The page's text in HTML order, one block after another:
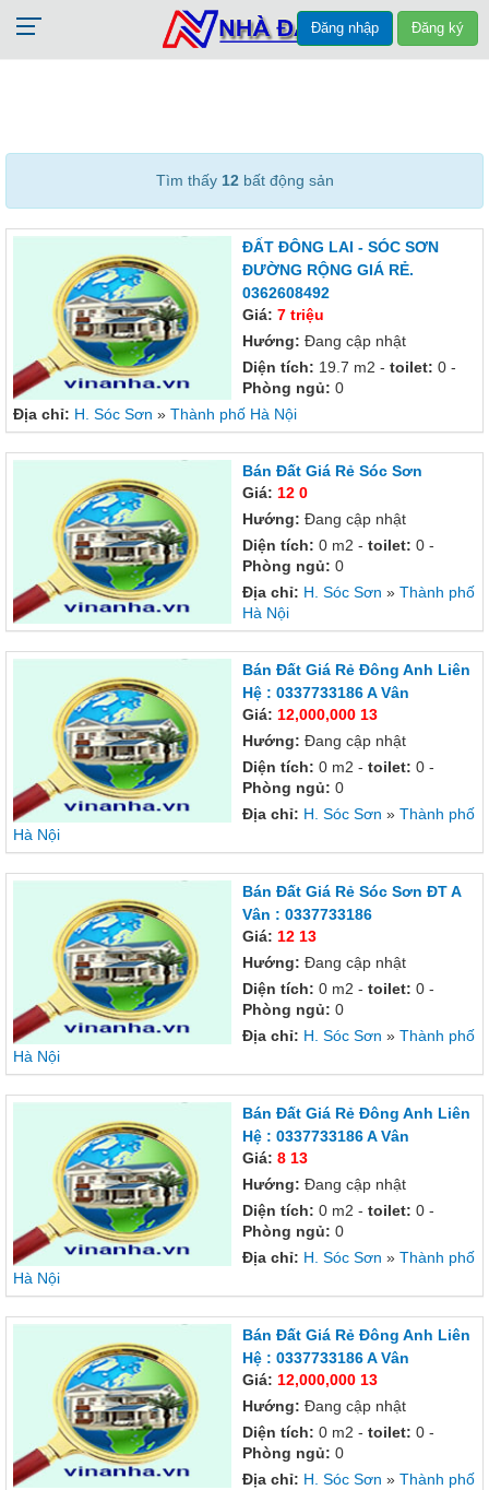
Đăng nhập Đăng ký
Tìm thấy 12 bất động sản
ĐẤT ĐÔNG LAI - SÓC SƠN
ĐƯỜNG RỘNG GIÁ RẺ.
0362608492
Giá: 7 triệu
Hướng: Đang cập nhật
Diện tích: 19.7 m2 - toilet: 0 -
Phòng ngủ: 0
Địa chỉ: H. Sóc Sơn » Thành phố Hà Nội
Bán Đất Giá Rẻ Sóc Sơn
Giá: 12 0
Hướng: Đang cập nhật
Diện tích: 0 m2 - toilet: 0 -
Phòng ngủ: 0
Địa chỉ: H. Sóc Sơn » Thành phố
Hà Nội
Bán Đất Giá Rẻ Đông Anh Liên
Hệ : 0337733186 A Vân
Giá: 12,000,000 13
Hướng: Đang cập nhật
Diện tích: 0 m2 - toilet: 0 -
Phòng ngủ: 0
Địa chỉ: H. Sóc Sơn » Thành phố
Hà Nội
Bán Đất Giá Rẻ Sóc Sơn ĐT A
Vân : 0337733186
Giá: 12 13
Hướng: Đang cập nhật
Diện tích: 0 m2 - toilet: 0 -
Phòng ngủ: 0
Địa chỉ: H. Sóc Sơn » Thành phố
Hà Nội
Bán Đất Giá Rẻ Đông Anh Liên
Hệ : 0337733186 A Vân
Giá: 8 13
Hướng: Đang cập nhật
Diện tích: 0 m2 - toilet: 0 -
Phòng ngủ: 0
Địa chỉ: H. Sóc Sơn » Thành phố
Hà Nội
Bán Đất Giá Rẻ Đông Anh Liên
Hệ : 0337733186 A Vân
Giá: 12,000,000 13
Hướng: Đang cập nhật
Diện tích: 0 m2 - toilet: 0 -
Phòng ngủ: 0
Địa chỉ: H. Sóc Sơn » Thành phố